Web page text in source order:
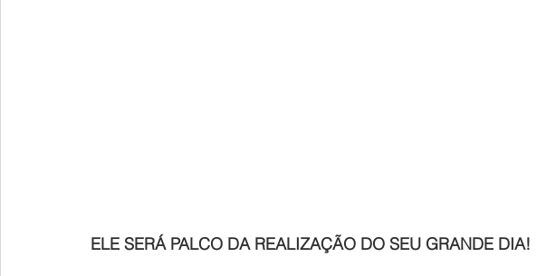
ELE SERÁ PALCO DA REALIZAÇÃO DO SEU GRANDE DIA!